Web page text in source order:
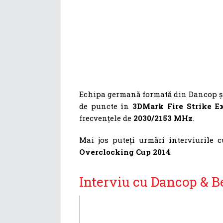
Echipa germană formată din Dancop
de puncte în 3DMark Fire Strike
frecvențele de 2030/2153 MHz.
Mai jos puteți urmări interviurile
Overclocking Cup 2014.
Interviu cu Dancop &